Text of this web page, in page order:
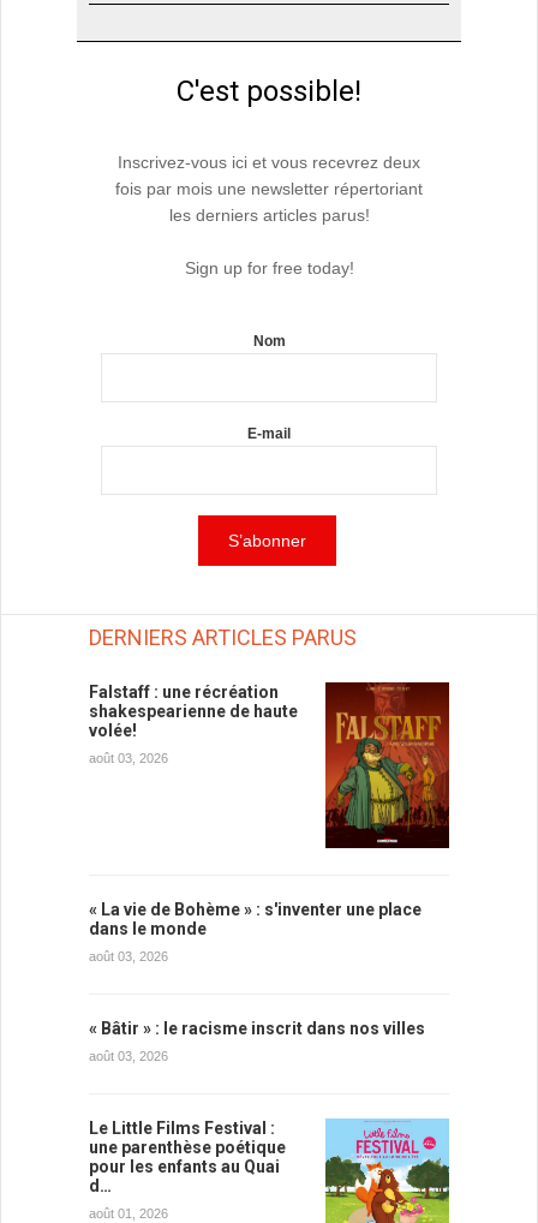
C'est possible!
Inscrivez-vous ici et vous recevrez deux
fois par mois une newsletter répertoriant
les derniers articles parus!
Sign up for free today!
Nom
E-mail
DERNIERS ARTICLES PARUS
Falstaff : une récréation
shakespearienne de haute
volée!
août 03, 2026
« La vie de Bohème » : s'inventer une place
dans le monde
août 03, 2026
« Bâtir » : le racisme inscrit dans nos villes
août 03, 2026
Le Little Films Festival :
une parenthèse poétique
pour les enfants au Quai
d…
août 01, 2026